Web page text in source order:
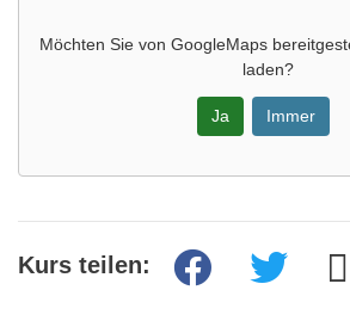
Möchten Sie von GoogleMaps
laden?
Ja Immer
Kurs teilen: